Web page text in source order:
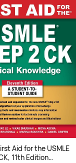
Aid for the USMLE
11th Edition